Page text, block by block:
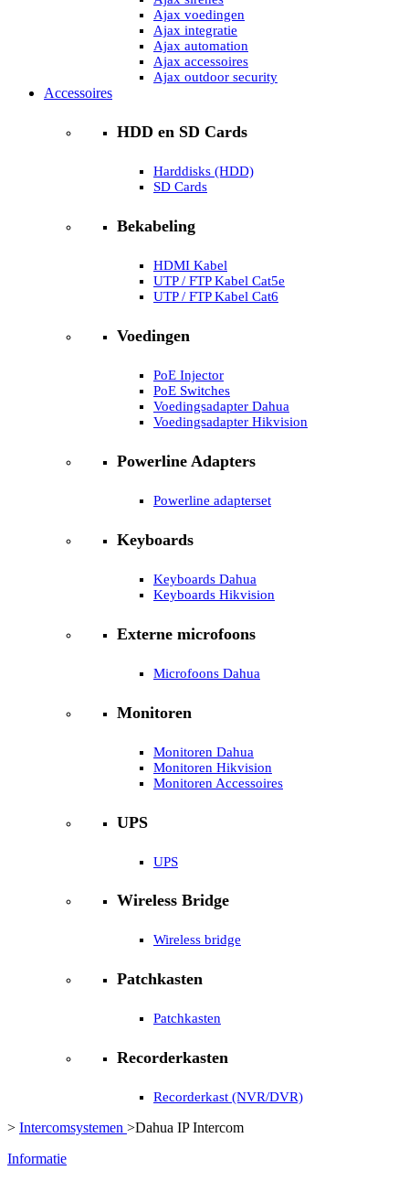
Ajax voedingen
Ajax integratie
Ajax automation
Ajax accessoires
Ajax outdoor security
Accessoires
HDD en SD Cards
Harddisks (HDD)
SD Cards
Bekabeling
HDMI Kabel
UTP / FTP Kabel Cat5e
UTP / FTP Kabel Cat6
Voedingen
PoE Injector
PoE Switches
Voedingsadapter Dahua
Voedingsadapter Hikvision
Powerline Adapters
Powerline adapterset
Keyboards
Keyboards Dahua
Keyboards Hikvision
Externe microfoons
Microfoons Dahua
Monitoren
Monitoren Dahua
Monitoren Hikvision
Monitoren Accessoires
UPS
UPS
Wireless Bridge
Wireless bridge
Patchkasten
Patchkasten
Recorderkasten
Recorderkast (NVR/DVR)
> Intercomsystemen >Dahua IP Intercom
Informatie